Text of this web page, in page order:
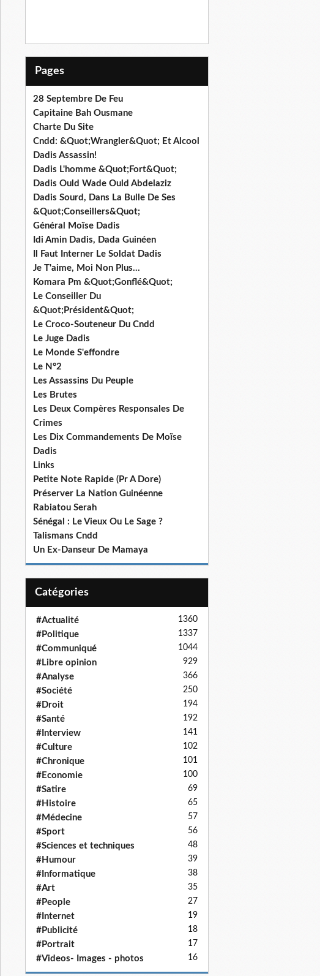
Pages
28 Septembre De Feu
Capitaine Bah Ousmane
Charte Du Site
Cndd: &Quot;Wrangler&Quot; Et Alcool
Dadis Assassin!
Dadis L'homme &Quot;Fort&Quot;
Dadis Ould Wade Ould Abdelaziz
Dadis Sourd, Dans La Bulle De Ses
&Quot;Conseillers&Quot;
Général Moïse Dadis
Idi Amin Dadis, Dada Guinéen
Il Faut Interner Le Soldat Dadis
Je T'aime, Moi Non Plus...
Komara Pm &Quot;Gonflé&Quot;
Le Conseiller Du
&Quot;Président&Quot;
Le Croco-Souteneur Du Cndd
Le Juge Dadis
Le Monde S'effondre
Le N°2
Les Assassins Du Peuple
Les Brutes
Les Deux Compères Responsales De
Crimes
Les Dix Commandements De Moïse
Dadis
Links
Petite Note Rapide (Pr A Dore)
Préserver La Nation Guinéenne
Rabiatou Serah
Sénégal : Le Vieux Ou Le Sage ?
Talismans Cndd
Un Ex-Danseur De Mamaya
Catégories
#Actualité 1360
#Politique 1337
#Communiqué 1044
#Libre opinion 929
#Analyse 366
#Société 250
#Droit 194
#Santé 192
#Interview 141
#Culture 102
#Chronique 101
#Economie 100
#Satire 69
#Histoire 65
#Médecine 57
#Sport 56
#Sciences et techniques 48
#Humour 39
#Informatique 38
#Art 35
#People 27
#Internet 19
#Publicité 18
#Portrait 17
#Videos- Images - photos 16